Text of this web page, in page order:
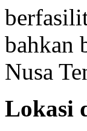
bahkan
Nusa
Lokasi